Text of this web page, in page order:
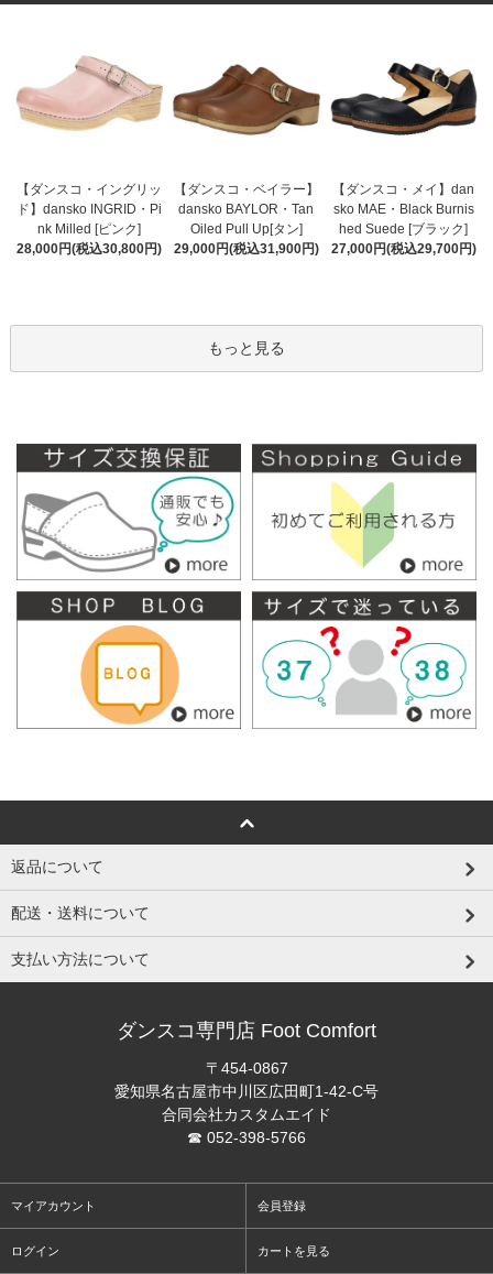
【ダンスコ・イングリッ
ド】dansko INGRID・Pi
nk Milled [ピンク]
28,000円(税込30,800円)
【ダンスコ・ベイラー】
dansko BAYLOR・Tan
Oiled Pull Up[タン]
29,000円(税込31,900円)
【ダンスコ・メイ】dan
sko MAE・Black Burnis
hed Suede [ブラック]
27,000円(税込29,700円)
もっと見る
返品について
配送・送料について
支払い方法について
ダンスコ専門店 Foot Comfort
〒454-0867
愛知県名古屋市中川区広田町1-42-C号
合同会社カスタムエイド
☎ 052-398-5766
マイアカウント 会員登録
ログイン カートを見る